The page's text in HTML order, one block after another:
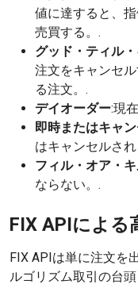
値に達すると、
売買する。.
グッド・ティル
注文をキャンセ
る注文。.
デイオーダー:現
即時またはキャン
はキャンセルさ
フィル・オア・キ
ならない。.
FIX APIによる
FIX APIは単に注文を
ルゴリズム取引の台